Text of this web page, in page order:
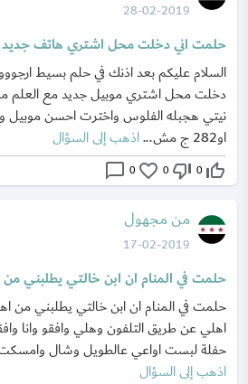
28-02-2019
حلمت اني دخلت محل اشتري هاتف جديد
السلام عليكم بعد اذنك في حلم بسيط
دخلت محل اشتري موبيل جديد مع
او282 ج مش...
اذهب إلى السؤال
thumb_up_off_alt
0
thumb_down_off_alt
0
favorite_border
0
chat_bubble_outline
من مجهول
17-02-2019
حلمت في المنام ان ابن خالتي يطلبني
حلمت في المنام ان ابن خالتي يطلبني من
اهلي عن طريق التلفون وهلي وافقو وانا
حفلة لبست اواعي عالطويل وشال وامسكت
اذهب إلى السؤال